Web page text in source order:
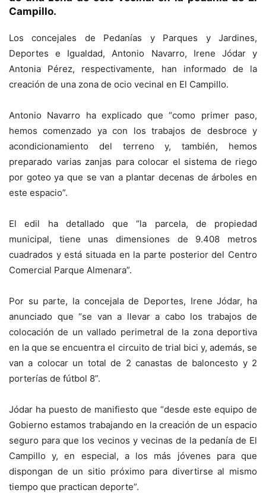
Campillo.
Los concejales de Pedanías y Parques y Jardines,
Deportes e Igualdad, Antonio Navarro, Irene Jódar y
Antonia Pérez, respectivamente, han informado de la
creación de una zona de ocio vecinal en El Campillo.
Antonio Navarro ha explicado que “como primer paso,
hemos comenzado ya con los trabajos de desbroce y
acondicionamiento del terreno y, también, hemos
preparado varias zanjas para colocar el sistema de riego
por goteo ya que se van a plantar decenas de árboles en
este espacio”.
El edil ha detallado que “la parcela, de propiedad
municipal, tiene unas dimensiones de 9.408 metros
cuadrados y está situada en la parte posterior del Centro
Comercial Parque Almenara”.
Por su parte, la concejala de Deportes, Irene Jódar, ha
anunciado que “se van a llevar a cabo los trabajos de
colocación de un vallado perimetral de la zona deportiva
en la que se encuentra el circuito de trial bici y, además, se
van a colocar un total de 2 canastas de baloncesto y 2
porterías de fútbol 8”.
Jódar ha puesto de manifiesto que “desde este equipo de
Gobierno estamos trabajando en la creación de un espacio
seguro para que los vecinos y vecinas de la pedanía de El
Campillo y, en especial, a los más jóvenes para que
dispongan de un sitio próximo para divertirse al mismo
tiempo que practican deporte”.